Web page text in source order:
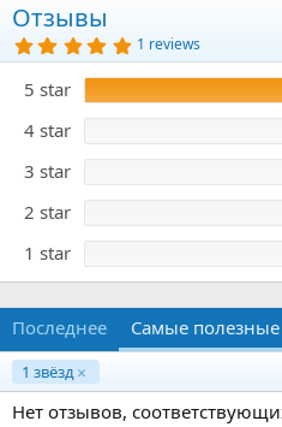
д
н
и
Отзывы
5
.
0
0
з
ё
з
1 reviews
5 star
4 star
3 star
2 star
1 star
Последнее Самые полезные
1 звёзд
Нет отзывов,